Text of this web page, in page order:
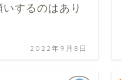
するのはあり
2022年9月8日